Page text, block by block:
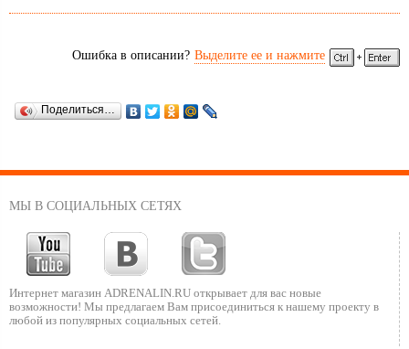
Ошибка в описании? Выделите ее и нажмите
Поделиться…
МЫ В СОЦИАЛЬНЫХ СЕТЯХ
Интернет магазин ADRENALIN.RU открывает для вас новые
возможности! Мы предлагаем Вам присоединиться к нашему проекту в
любой из популярных социальных сетей.